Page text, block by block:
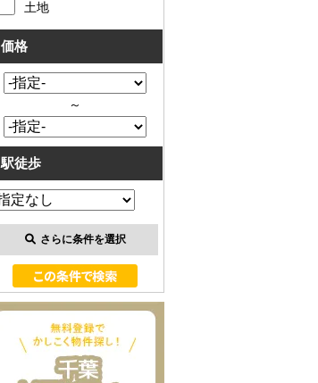
土地
価格
～
駅徒歩
さらに条件を選択